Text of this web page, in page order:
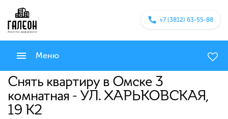
+7 (3812) 63-55-88
Меню
Снять квартиру в Омске 3
комнатная - УЛ. ХАРЬКОВСКАЯ,
19 К2